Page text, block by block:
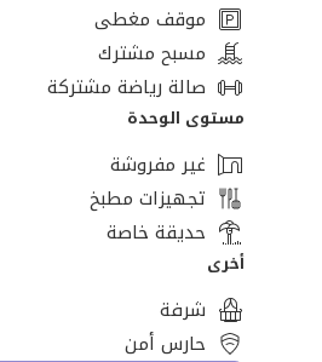
موقف مغطى
مسبح مشترك
صالة رياضة مشتركة
مستوى الوحدة
غير مفروشة
تجهيزات مطبخ
حديقة خاصة
أخرى
شرفة
حارس أمن